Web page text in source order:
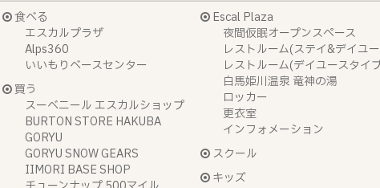
食べる
エスカルプラザ
Alps360
いいもりベースセンター
買う
スーベニール エスカルショップ
BURTON STORE HAKUBA
GORYU
GORYU SNOW GEARS
IIMORI BASE SHOP
Escal Plaza
夜間仮眠オープンスペース
レストルーム(ステイ&デイユ
レストルーム(デイユースタイ
白馬姫川温泉 竜神の湯
ロッカー
更衣室
インフォメーション
スクール
キッズ